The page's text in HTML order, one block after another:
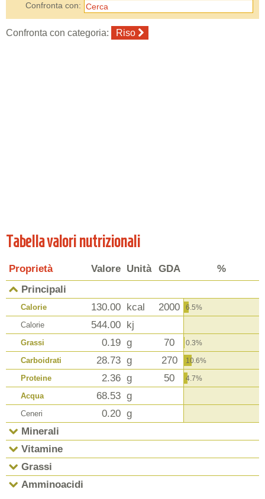
Confronta con:
Confronta con categoria: Riso
Tabella valori nutrizionali
Proprietà Valore Unità GDA
%
Principali
Calorie 130.00 kcal 2000 6.5%
Calorie 544.00 kj
Grassi 0.19 g 70 0.3%
Carboidrati 28.73 g 270 10.6%
Proteine 2.36 g 50 4.7%
Acqua 68.53 g
Ceneri 0.20 g
Minerali
Vitamine
Grassi
Amminoacidi